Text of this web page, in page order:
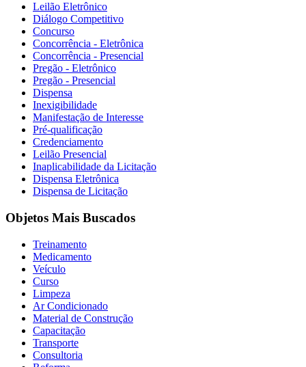
Leilão Eletrônico
Diálogo Competitivo
Concurso
Concorrência - Eletrônica
Concorrência - Presencial
Pregão - Eletrônico
Pregão - Presencial
Dispensa
Inexigibilidade
Manifestação de Interesse
Pré-qualificação
Credenciamento
Leilão Presencial
Inaplicabilidade da Licitação
Dispensa Eletrônica
Dispensa de Licitação
Objetos Mais Buscados
Treinamento
Medicamento
Veículo
Curso
Limpeza
Ar Condicionado
Material de Construção
Capacitação
Transporte
Consultoria